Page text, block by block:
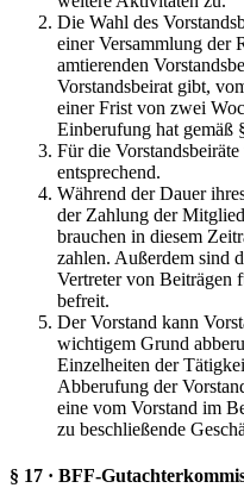
Die Wahl des
einer Versammlung der
amtierenden
Vorstandsbeirat gibt,
einer Frist von zwei
Einberufung hat gemäß
Für die
entsprechend.
Während der Dauer
der Zahlung der
brauchen in diesem
zahlen. Außerdem sind
Vertreter von Beiträgen
befreit.
Der Vorstand kann
wichtigem Grund
Einzelheiten der
Abberufung der
eine vom Vorstand im
zu beschließende
§ 17 · BFF-